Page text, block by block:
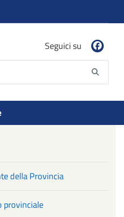
Seguici su
della Provincia
provinciale